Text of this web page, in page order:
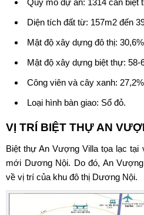
Quy mô dự án: 1314 căn biệt
Diện tích đất từ: 157m2 đến
Mật độ xây dựng đô thị:
Mật độ xây dựng biệt thự: 58-
Công viên và cây xanh:
Loại hình bàn giao: Sổ đỏ.
VỊ TRÍ BIỆT THỰ AN
Biệt thự An Vượng Villa tọa lạc tại
mới Dương Nội. Do đó, An
về vị trí của khu đô thị Dương Nội.